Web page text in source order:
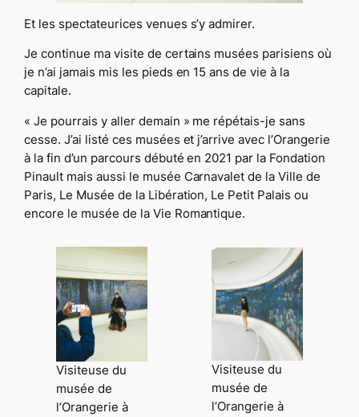
Et les spectateurices venues s’y admirer.
Je continue ma visite de certains musées parisiens où
je n’ai jamais mis les pieds en 15 ans de vie à la
capitale.
« Je pourrais y aller demain » me répétais-je sans
cesse. J’ai listé ces musées et j’arrive avec l’Orangerie
à la fin d’un parcours débuté en 2021 par la Fondation
Pinault mais aussi le musée Carnavalet de la Ville de
Paris, Le Musée de la Libération, Le Petit Palais ou
encore le musée de la Vie Romantique.
Visiteuse du
musée de
l’Orangerie à
Visiteuse du
musée de
l’Orangerie à